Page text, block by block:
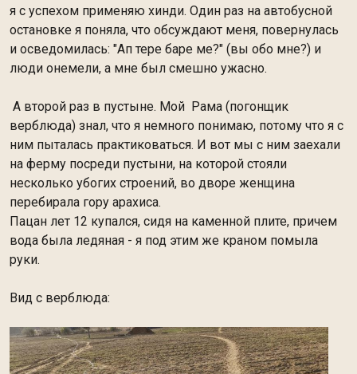
я с успехом применяю хинди. Один раз на автобусной
остановке я поняла, что обсуждают меня, повернулась
и осведомилась: "Ап тере баре ме?" (вы обо мне?) и
люди онемели, а мне был смешно ужасно.
А второй раз в пустыне. Мой Рама (погонщик
верблюда) знал, что я немного понимаю, потому что я с
ним пыталась практиковаться. И вот мы с ним заехали
на ферму посреди пустыни, на которой стояли
несколько убогих строений, во дворе женщина
перебирала гору арахиса.
Пацан лет 12 купался, сидя на каменной плите, причем
вода была ледяная - я под этим же краном помыла
руки.
Вид с верблюда: